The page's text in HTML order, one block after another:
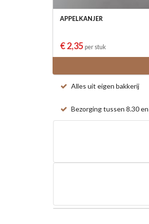
APPELKANJER
€ 2,35 per stuk
Alles uit eigen bakkerij
Bezorging tussen 8.30